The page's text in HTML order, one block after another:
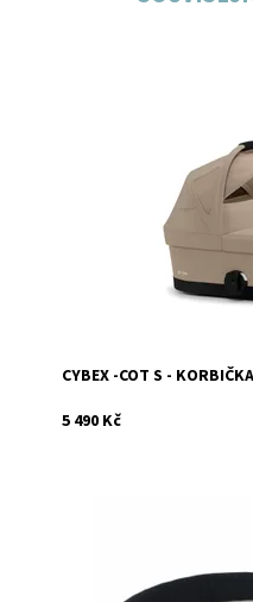
Do
Značka:
CYBEX -COT S - KORBIČKA
5 490 Kč